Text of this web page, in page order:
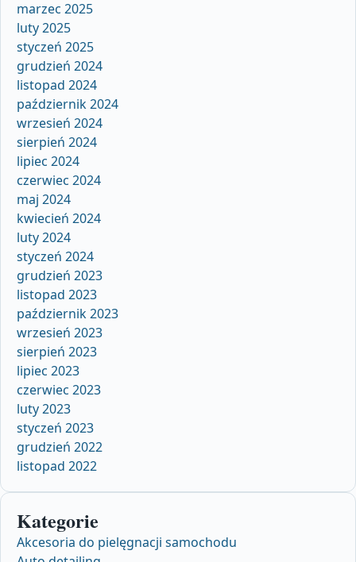
marzec 2025
luty 2025
styczeń 2025
grudzień 2024
listopad 2024
październik 2024
wrzesień 2024
sierpień 2024
lipiec 2024
czerwiec 2024
maj 2024
kwiecień 2024
luty 2024
styczeń 2024
grudzień 2023
listopad 2023
październik 2023
wrzesień 2023
sierpień 2023
lipiec 2023
czerwiec 2023
luty 2023
styczeń 2023
grudzień 2022
listopad 2022
Kategorie
Akcesoria do pielęgnacji samochodu